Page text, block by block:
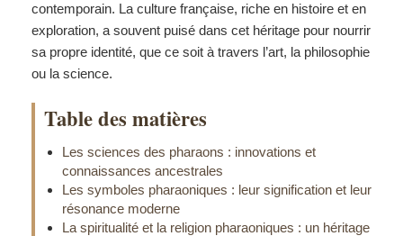
contemporain. La culture française, riche en histoire et en
exploration, a souvent puisé dans cet héritage pour nourrir
sa propre identité, que ce soit à travers l’art, la philosophie
ou la science.
Table des matières
Les sciences des pharaons : innovations et
connaissances ancestrales
Les symboles pharaoniques : leur signification et leur
résonance moderne
La spiritualité et la religion pharaoniques : un héritage